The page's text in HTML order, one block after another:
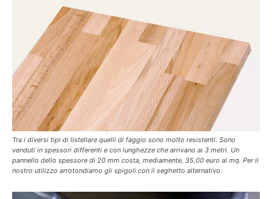
Tra i diversi tipi di listellare quelli di faggio sono molto resistenti. Sono
venduti in spessori differenti e con lunghezze che arrivano ai 3 metri. Un
pannello dello spessore di 20 mm costa, mediamente, 35,00 euro al mq. Per il
nostro utilizzo arrotondiamo gli spigoli con il seghetto alternativo.